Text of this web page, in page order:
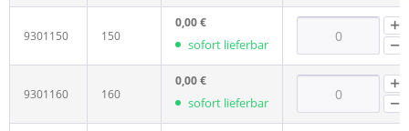
9301150 150
0,00 €
sofort lieferbar
9301160 160
0,00 €
sofort lieferbar